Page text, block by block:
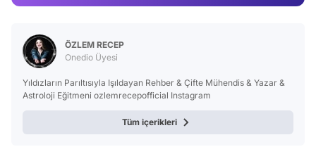
ÖZLEM RECEP
Onedio Üyesi
Yıldızların Parıltısıyla Işıldayan Rehber & Çifte Mühendis & Yazar &
Astroloji Eğitmeni ozlemrecepofficial Instagram
Tüm içerikleri